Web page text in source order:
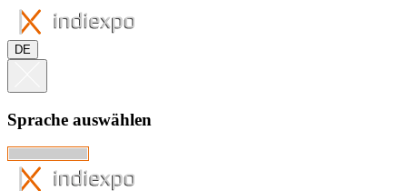
DE
Sprache auswählen